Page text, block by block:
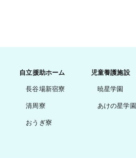
自立援助ホーム
長谷場新宿寮
清周寮
おうぎ寮
児童養護施設
暁星学園
あけの星学園